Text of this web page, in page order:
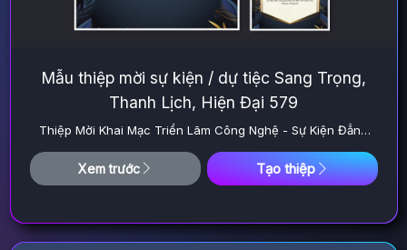
Mẫu thiệp mời sự kiện / dự tiệc Sang Trọng,
Thanh Lịch, Hiện Đại 579
Thiệp Mời Khai Mạc Triển Lãm Công Nghệ - Sự Kiện Đẳng
Xem trước Tạo thiệp